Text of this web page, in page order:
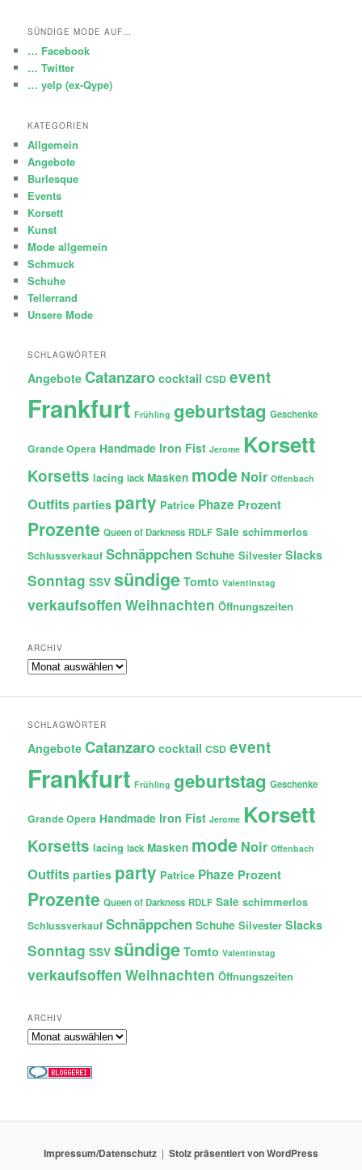
SÜNDIGE MODE AUF…
… Facebook
… Twitter
… yelp (ex-Qype)
KATEGORIEN
Allgemein
Angebote
Burlesque
Events
Korsett
Kunst
Mode allgemein
Schmuck
Schuhe
Tellerrand
Unsere Mode
SCHLAGWÖRTER
Angebote Catanzaro cocktail CSD event
Frankfurt Frühling geburtstag Geschenke
Grande Opera Handmade Iron Fist Jerome Korsett
Korsetts lacing lack Masken mode Noir Offenbach
Outfits parties party Patrice Phaze Prozent
Prozente Queen of Darkness RDLF Sale schimmerlos
Schlussverkauf Schnäppchen Schuhe Silvester Slacks
Sonntag SSV sündige Tomto Valentinstag
verkaufsoffen Weihnachten Öffnungszeiten
ARCHIV
Archiv
SCHLAGWÖRTER
Angebote Catanzaro cocktail CSD event
Frankfurt Frühling geburtstag Geschenke
Grande Opera Handmade Iron Fist Jerome Korsett
Korsetts lacing lack Masken mode Noir Offenbach
Outfits parties party Patrice Phaze Prozent
Prozente Queen of Darkness RDLF Sale schimmerlos
Schlussverkauf Schnäppchen Schuhe Silvester Slacks
Sonntag SSV sündige Tomto Valentinstag
verkaufsoffen Weihnachten Öffnungszeiten
ARCHIV
Archiv
Impressum/Datenschutz Stolz präsentiert von WordPress